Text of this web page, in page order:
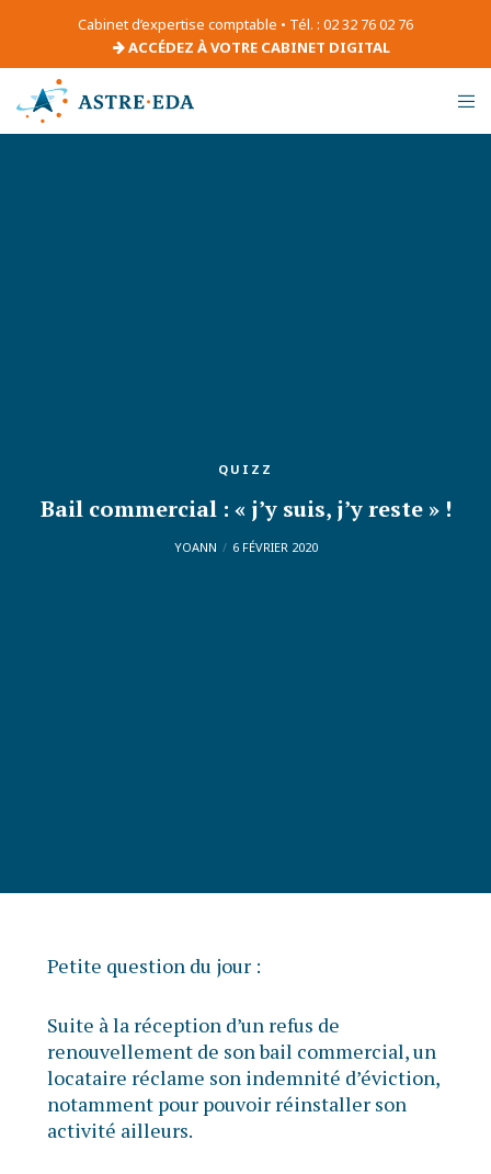
Cabinet d’expertise comptable • Tél. : 02 32 76 02 76
ACCÉDEZ À VOTRE CABINET DIGITAL
QUIZZ
Bail commercial : « j’y suis, j’y reste » !
YOANN 6 FÉVRIER 2020
Petite question du jour :
Suite à la réception d’un refus de
renouvellement de son bail commercial, un
locataire réclame son indemnité d’éviction,
notamment pour pouvoir réinstaller son
activité ailleurs.